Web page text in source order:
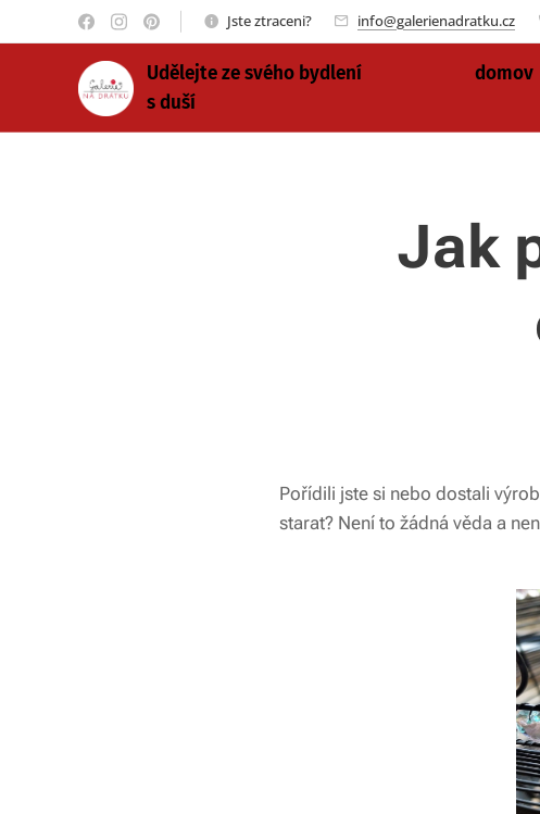
Jste ztraceni? info@galerienadratku.cz
Udělejte ze svého bydlení domov
s duší
Jak
Pořídili jste si nebo dostali
starat? Není to žádná věda a